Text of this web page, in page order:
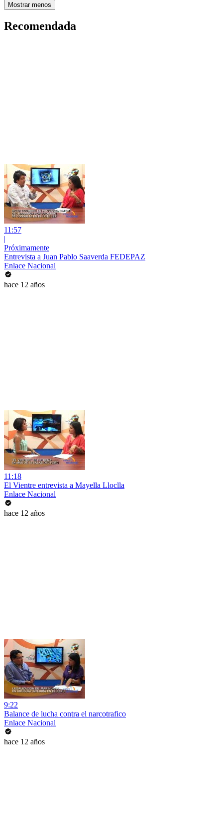
Mostrar menos
Recomendada
11:57
|
Próximamente
Entrevista a Juan Pablo Saaverda FEDEPAZ
Enlace Nacional
hace 12 años
11:18
El Vientre entrevista a Mayella Lloclla
Enlace Nacional
hace 12 años
9:22
Balance de lucha contra el narcotrafico
Enlace Nacional
hace 12 años